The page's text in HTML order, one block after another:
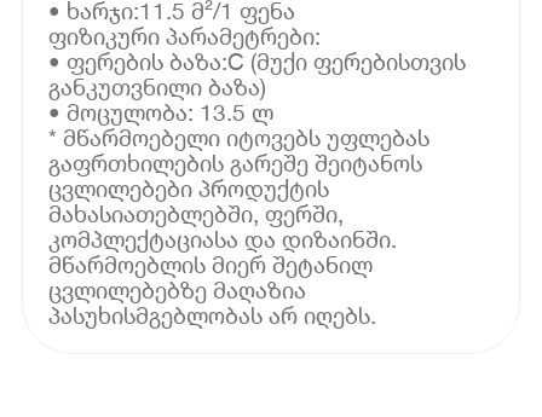
• ხარჯი:11.5 მ²/1 ფენა
ფიზიკური პარამეტრები:
• ფერების ბაზა:C (მუქი ფერებისთვის
განკუთვნილი ბაზა)
• მოცულობა: 13.5 ლ
* მწარმოებელი იტოვებს უფლებას
გაფრთხილების გარეშე შეიტანოს
ცვლილებები პროდუქტის
მახასიათებლებში, ფერში,
კომპლექტაციასა და დიზაინში.
მწარმოებლის მიერ შეტანილ
ცვლილებებზე მაღაზია
პასუხისმგებლობას არ იღებს.